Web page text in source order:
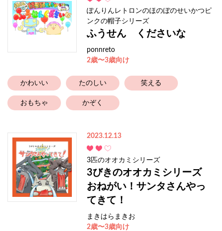
ぽんりんレトロンのほのぼのせいかつピ
ンクの帽子シリーズ
ふうせん くださいな
ponnreto
2歳〜3歳向け
かわいい たのしい 笑える
おもちゃ かぞく
2023.12.13
3匹のオオカミシリーズ
3びきのオオカミシリーズ
おねがい！サンタさんやっ
てきて！
まきはらまきお
2歳〜3歳向け